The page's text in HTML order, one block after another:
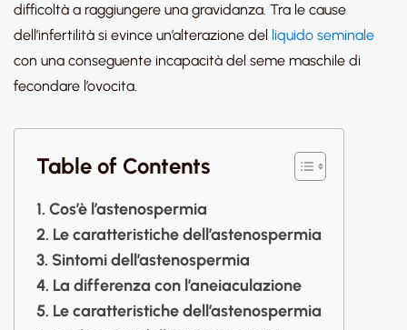
difficoltà a raggiungere una gravidanza. Tra le cause
dell’infertilità si evince un’alterazione del liquido seminale
con una conseguente incapacità del seme maschile di
fecondare l’ovocita.
Table of Contents
Cos’è l’astenospermia
Le caratteristiche dell’astenospermia
Sintomi dell’astenospermia
La differenza con l’aneiaculazione
Le caratteristiche dell’astenospermia